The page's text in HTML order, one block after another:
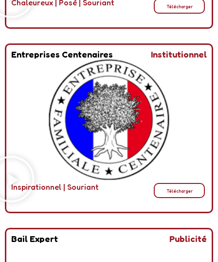
Chaleureux Posé Souriant Télécharger
Entreprises Centenaires Institutionnel
Inspirationnel | Souriant Télécharger
Bail Expert Publicité